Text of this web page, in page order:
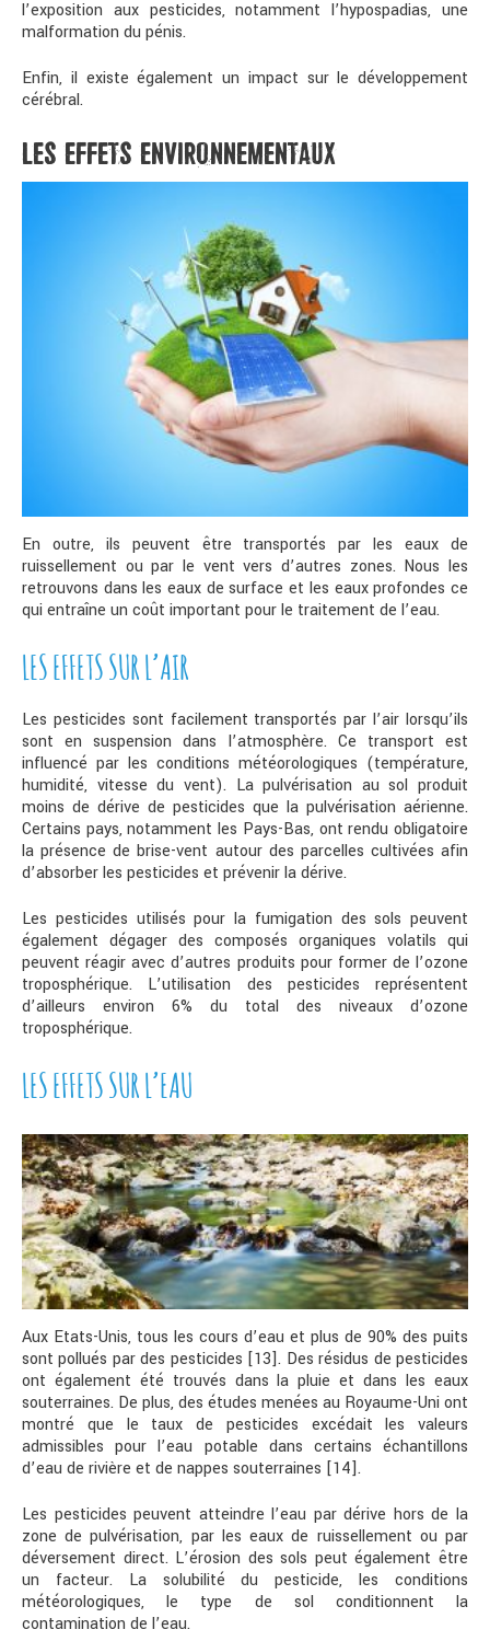
l’exposition aux pesticides, notamment l’hypospadias, une
malformation du pénis.
Enfin, il existe également un impact sur le développement
cérébral.
LES EFFETS ENVIRONNEMENTAUX
En outre, ils peuvent être transportés par les eaux de
ruissellement ou par le vent vers d’autres zones. Nous les
retrouvons dans les eaux de surface et les eaux profondes ce
qui entraîne un coût important pour le traitement de l’eau.
LES EFFETS SUR L’AIR
Les pesticides sont facilement transportés par l’air lorsqu’ils
sont en suspension dans l’atmosphère. Ce transport est
influencé par les conditions météorologiques (température,
humidité, vitesse du vent). La pulvérisation au sol produit
moins de dérive de pesticides que la pulvérisation aérienne.
Certains pays, notamment les Pays-Bas, ont rendu obligatoire
la présence de brise-vent autour des parcelles cultivées afin
d’absorber les pesticides et prévenir la dérive.
Les pesticides utilisés pour la fumigation des sols peuvent
également dégager des composés organiques volatils qui
peuvent réagir avec d’autres produits pour former de l’ozone
troposphérique. L’utilisation des pesticides représentent
d’ailleurs environ 6% du total des niveaux d’ozone
troposphérique.
LES EFFETS SUR L’EAU
Aux Etats-Unis, tous les cours d’eau et plus de 90% des puits
sont pollués par des pesticides [13]. Des résidus de pesticides
ont également été trouvés dans la pluie et dans les eaux
souterraines. De plus, des études menées au Royaume-Uni ont
montré que le taux de pesticides excédait les valeurs
admissibles pour l’eau potable dans certains échantillons
d’eau de rivière et de nappes souterraines [14].
Les pesticides peuvent atteindre l’eau par dérive hors de la
zone de pulvérisation, par les eaux de ruissellement ou par
déversement direct. L’érosion des sols peut également être
un facteur. La solubilité du pesticide, les conditions
météorologiques, le type de sol conditionnent la
contamination de l’eau.